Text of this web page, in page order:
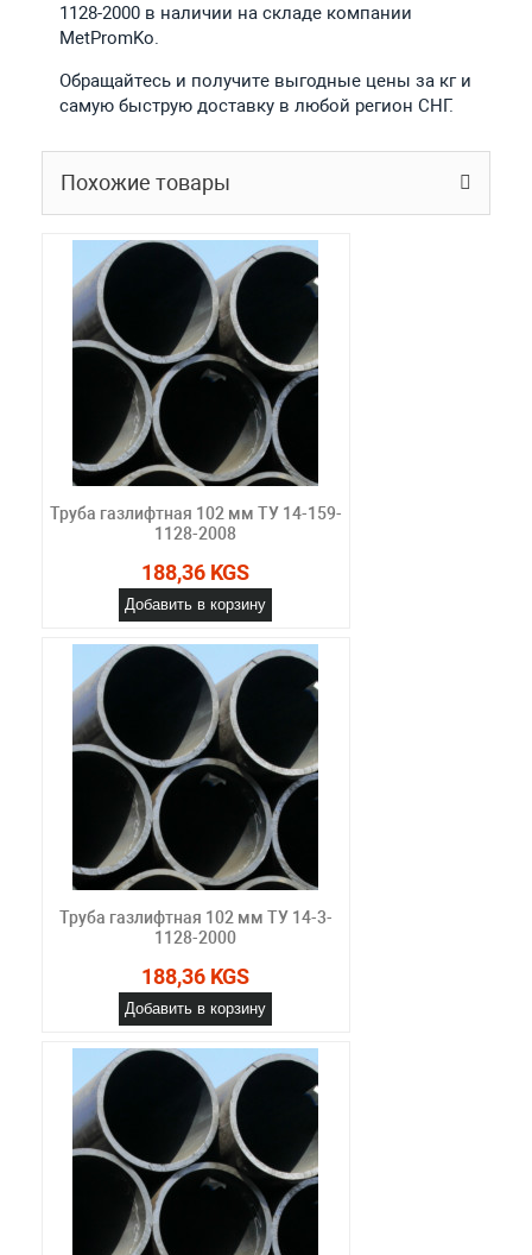
1128-2000 в наличии на складе компании
MetPromKo.
Обращайтесь и получите выгодные цены за кг и
самую быструю доставку в любой регион СНГ.
Похожие товары
Труба газлифтная 102 мм ТУ 14-159-
1128-2008
188,36 KGS
Добавить в корзину
Труба газлифтная 102 мм ТУ 14-3-
1128-2000
188,36 KGS
Добавить в корзину